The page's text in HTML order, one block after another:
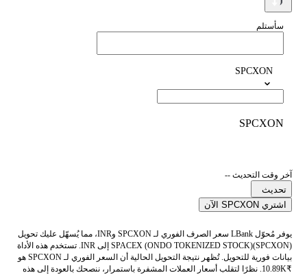
سأستلم
SPCXON
SPCXON
آخر وقت التحديث --
تحديث
اشتري SPCXON الآن
يوفر مُحوّل LBank سعر الصرف الفوري لـ SPCXON وINR، مما يُسهّل عليك تحويل
SPACEX (ONDO TOKENIZED STOCK)(SPCXON) إلى INR. تستخدم هذه الأداة
بيانات فورية للتحويل. تُظهر نتيجة التحويل الحالية أن السعر الفوري لـ SPCXON هو
₹10.89K. نظرًا لتقلب أسعار العملات المشفرة باستمرار، ننصحك بالعودة إلى هذه